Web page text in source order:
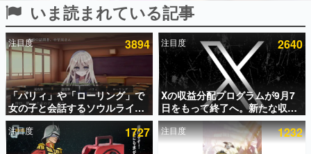
ピックアップ
電ファミのいま読まれている記事ランキング
アプリセール情報
インタビュー
連載・特集一覧
いま読まれている記事
注目度 3894
「パリィ」や「ローリング」で
女の子と会話するソウルライク
恋愛ゲーム『小早川さんはソウ
ルライク』無料公開。返事に失
敗すると「YOU DIED」
注目度 2640
Xの収益分配プログラムが9月7
日をもって終了へ。新たな収益
化制度「Original Content
Rewards Program」を発表
注目度 1727 注目度 1232